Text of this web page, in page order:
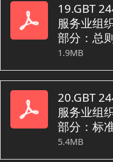
19.GBT
服务业组
部分：总
1.9MB
20.GBT
服务业组
部分：标
5.4MB